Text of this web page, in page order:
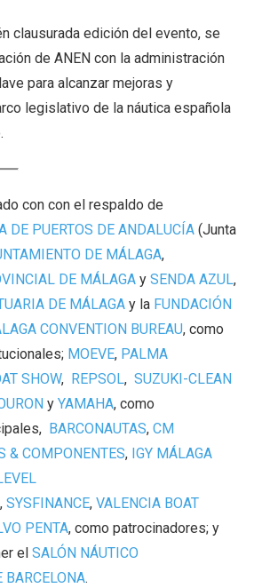
clausurada edición del evento, se
de ANEN con la administración
para alcanzar mejoras y
legislativo de la náutica española
con con el respaldo de
DE PUERTOS DE ANDALUCÍA (Junta
DE MÁLAGA,
DE MÁLAGA y SENDA AZUL,
DE MÁLAGA y la FUNDACIÓN
CONVENTION BUREAU, como
MOEVE, PALMA
SHOW, REPSOL, SUZUKI-CLEAN
y YAMAHA, como
BARCONAUTAS, CM
& COMPONENTES, IGY MÁLAGA
, SYSFINANCE, VALENCIA BOAT
PENTA, como patrocinadores; y
el SALÓN NÁUTICO
BARCELONA.